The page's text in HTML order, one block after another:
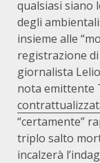
qualsiasi siano
degli
insieme alle
registrazione
giornalista
nota emittente
“certamente”
triplo salto
incalzerà